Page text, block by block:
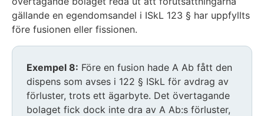
gällande en egendomsandel i ISkL 123 § har uppfyllts
före fusionen eller fissionen.
Exempel 8: Före en fusion hade A Ab fått den
dispens som avses i 122 § ISkL för avdrag av
förluster, trots ett ägarbyte. Det övertagande
bolaget fick dock inte dra av A Ab:s förluster,